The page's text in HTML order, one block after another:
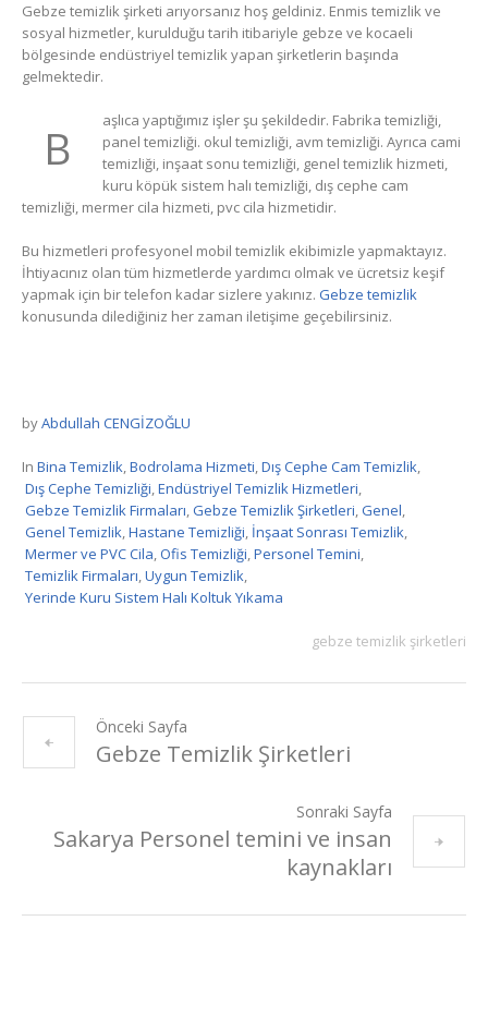
Gebze temizlik şirketi arıyorsanız hoş geldiniz. Enmis temizlik ve
sosyal hizmetler, kurulduğu tarih itibariyle gebze ve kocaeli
bölgesinde endüstriyel temizlik yapan şirketlerin başında
gelmektedir.
B
aşlıca yaptığımız işler şu şekildedir. Fabrika temizliği,
panel temizliği. okul temizliği, avm temizliği. Ayrıca cami
temizliği, inşaat sonu temizliği, genel temizlik hizmeti,
kuru köpük sistem halı temizliği, dış cephe cam
temizliği, mermer cila hizmeti, pvc cila hizmetidir.
Bu hizmetleri profesyonel mobil temizlik ekibimizle yapmaktayız.
İhtiyacınız olan tüm hizmetlerde yardımcı olmak ve ücretsiz keşif
yapmak için bir telefon kadar sizlere yakınız. Gebze temizlik
konusunda dilediğiniz her zaman iletişime geçebilirsiniz.
byAbdullah CENGİZOĞLU
In Bina Temizlik,Bodrolama Hizmeti,Dış Cephe Cam Temizlik,
Dış Cephe Temizliği,Endüstriyel Temizlik Hizmetleri,
Gebze Temizlik Firmaları,Gebze Temizlik Şirketleri,Genel,
Genel Temizlik,Hastane Temizliği, İnşaat Sonrası Temizlik,
Mermer ve PVC Cila,Ofis Temizliği,Personel Temini,
Temizlik Firmaları,Uygun Temizlik,
Yerinde Kuru Sistem Halı Koltuk Yıkama
gebze temizlik şirketleri
Önceki Sayfa
Gebze Temizlik Şirketleri
Sonraki Sayfa
Sakarya Personel temini ve insan
kaynakları